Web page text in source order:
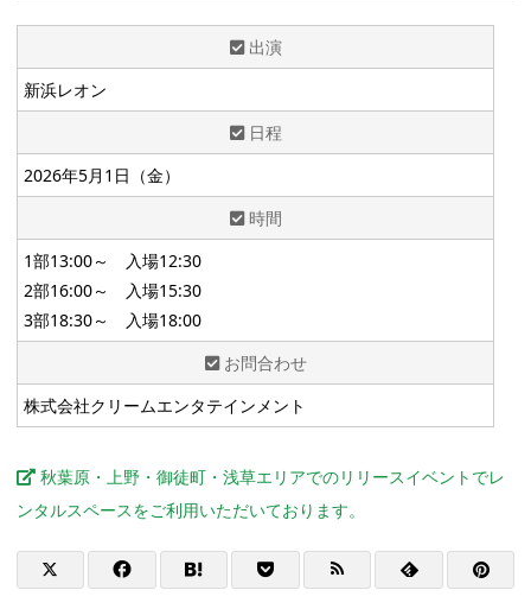
出演
新浜レオン
日程
2026年5月1日（金）
時間
1部13:00～ 入場12:30
2部16:00～ 入場15:30
3部18:30～ 入場18:00
お問合わせ
株式会社クリームエンタテインメント
秋葉原・上野・御徒町・浅草エリアでのリリースイベントでレ
ンタルスペースをご利用いただいております。